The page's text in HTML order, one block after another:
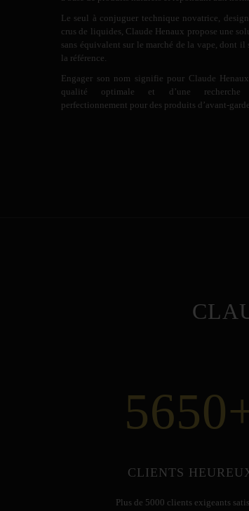
Le seul à conjuguer technique novatrice,
crus de liquides, Claude Henaux propose une
sans équivalent sur le marché de la vape, dont
la référence.
Engager son nom signifie pour Claude
qualité optimale et d’une recherche
perfectionnement pour des produits d’avant-garde.
5650
CLIENTS
Plus de 5000 clients exigeants